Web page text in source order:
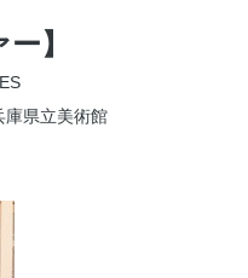
】
庫県立美術館